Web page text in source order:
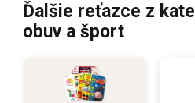
Ďalšie reťazce z
obuv a šport